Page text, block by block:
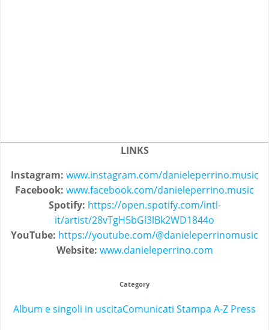
LINKS
Instagram: www.instagram.com/danieleperrino.music
Facebook: www.facebook.com/danieleperrino.music
Spotify: https://open.spotify.com/intl-
it/artist/28vTgH5bGl3lBk2WD1844o
YouTube: https://youtube.com/@danieleperrinomusic
Website: www.danieleperrino.com
Category
Album e singoli in uscitaComunicati Stampa A-Z Press